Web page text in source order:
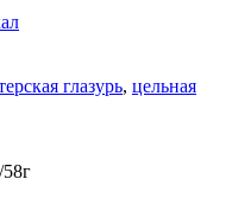
глазурь, цельная
58г